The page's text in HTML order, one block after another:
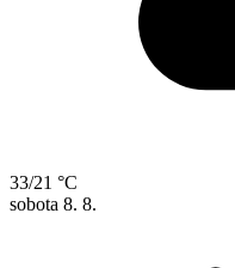
33/21 °C
sobota 8. 8.